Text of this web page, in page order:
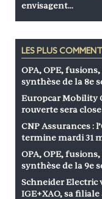
envisagent…
LES PLUS
OPA, OPE,
synthèse de la 8e
Europcar Mobility
rouverte sera
CNP Assurances :
termine mardi 31
OPA, OPE,
synthèse de la 9e
Schneider Electric
IGE+XAO, sa filiale